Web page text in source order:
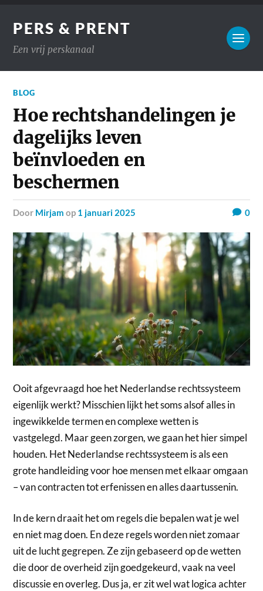
PERS & PRENT
Een vrij perskanaal
BLOG
Hoe rechtshandelingen je
dagelijks leven
beïnvloeden en
beschermen
door Mirjam op 1 januari 2025 0
Ooit afgevraagd hoe het Nederlandse rechtssysteem
eigenlijk werkt? Misschien lijkt het soms alsof alles in
ingewikkelde termen en complexe wetten is
vastgelegd. Maar geen zorgen, we gaan het hier simpel
houden. Het Nederlandse rechtssysteem is als een
grote handleiding voor hoe mensen met elkaar omgaan
– van contracten tot erfenissen en alles daartussenin.
In de kern draait het om regels die bepalen wat je wel
en niet mag doen. En deze regels worden niet zomaar
uit de lucht gegrepen. Ze zijn gebaseerd op de wetten
die door de overheid zijn goedgekeurd, vaak na veel
discussie en overleg. Dus ja, er zit wel wat logica achter